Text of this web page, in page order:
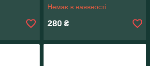
Немає в наявності
280 ₴